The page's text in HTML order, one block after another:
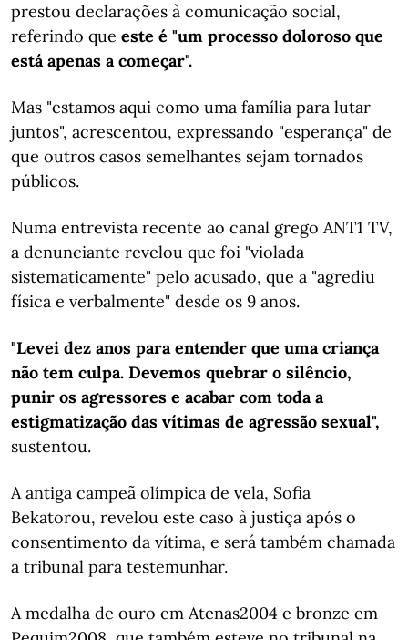
prestou declarações à comunicação social,
referindo que este é "um processo doloroso que
está apenas a começar".
Mas "estamos aqui como uma família para lutar
juntos", acrescentou, expressando "esperança" de
que outros casos semelhantes sejam tornados
públicos.
Numa entrevista recente ao canal grego ANT1 TV,
a denunciante revelou que foi "violada
sistematicamente" pelo acusado, que a "agrediu
física e verbalmente" desde os 9 anos.
"Levei dez anos para entender que uma criança
não tem culpa. Devemos quebrar o silêncio,
punir os agressores e acabar com toda a
estigmatização das vítimas de agressão sexual",
sustentou.
A antiga campeã olímpica de vela, Sofia
Bekatorou, revelou este caso à justiça após o
consentimento da vítima, e será também chamada
a tribunal para testemunhar.
A medalha de ouro em Atenas2004 e bronze em